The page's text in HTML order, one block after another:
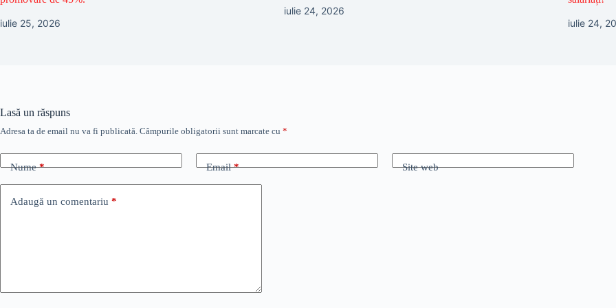
iulie 25, 2026
iulie 24, 2026
iulie 24,
Lasă un răspuns
Adresa ta de email nu va fi publicată. Câmpurile obligatorii sunt marcate cu *
Nume* Email* Site web
Adaugă un comentariu *